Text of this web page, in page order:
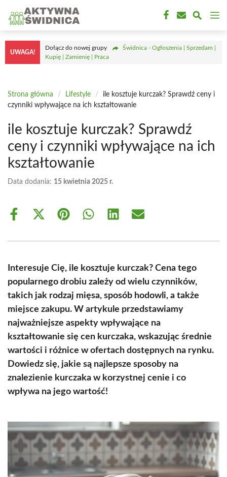
treści
UWAGA!
Dołącz do nowej grupy
Świdnica - Ogłoszenia | Sprzedam |
Kupię | Zamienię | Praca
Strona główna / Lifestyle /
ile kosztuje kurczak? Sprawdź ceny i
czynniki wpływające na ich kształtowanie
ile kosztuje kurczak? Sprawdź
ceny i czynniki wpływające na ich
kształtowanie
Data dodania: 15 kwietnia 2025 r.
Share
Share
(Twitter)
Share Share Share Share
Interesuje Cię, ile kosztuje kurczak? Cena tego
popularnego drobiu zależy od wielu czynników,
takich jak rodzaj mięsa, sposób hodowli, a także
miejsce zakupu. W artykule przedstawiamy
najważniejsze aspekty wpływające na
kształtowanie się cen kurczaka, wskazując średnie
wartości i różnice w ofertach dostępnych na rynku.
Dowiedz się, jakie są najlepsze sposoby na
znalezienie kurczaka w korzystnej cenie i co
wpływa na jego wartość!